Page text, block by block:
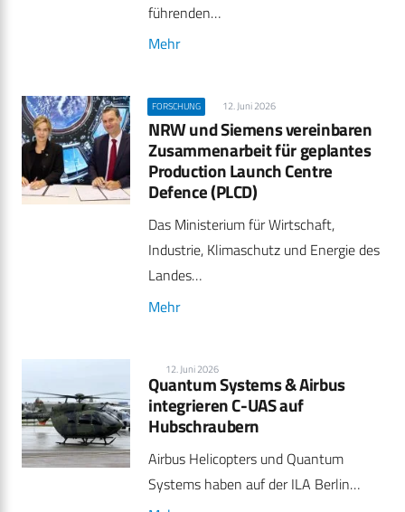
führenden…
Mehr
FORSCHUNG 12. Juni 2026
NRW und Siemens vereinbaren
Zusammenarbeit für geplantes
Production Launch Centre
Defence (PLCD)
Das Ministerium für Wirtschaft,
Industrie, Klimaschutz und Energie des
Landes…
Mehr
12. Juni 2026
Quantum Systems & Airbus
integrieren C-UAS auf
Hubschraubern
Airbus Helicopters und Quantum
Systems haben auf der ILA Berlin…